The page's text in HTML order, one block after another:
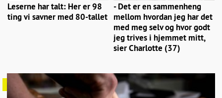
Leserne har talt: Her er 98
ting vi savner med 80-tallet
- Det er en sammenheng
mellom hvordan jeg har det
med meg selv og hvor godt
jeg trives i hjemmet mitt,
sier Charlotte (37)